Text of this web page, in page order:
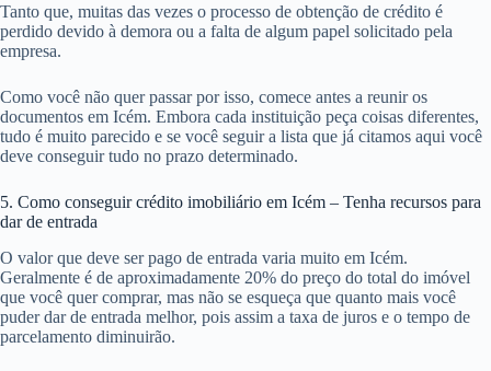
Tanto que, muitas das vezes o processo de obtenção de crédito é
perdido devido à demora ou a falta de algum papel solicitado pela
empresa.
Como você não quer passar por isso, comece antes a reunir os
documentos em Icém. Embora cada instituição peça coisas diferentes,
tudo é muito parecido e se você seguir a lista que já citamos aqui você
deve conseguir tudo no prazo determinado.
5. Como conseguir crédito imobiliário em Icém – Tenha recursos para
dar de entrada
O valor que deve ser pago de entrada varia muito em Icém.
Geralmente é de aproximadamente 20% do preço do total do imóvel
que você quer comprar, mas não se esqueça que quanto mais você
puder dar de entrada melhor, pois assim a taxa de juros e o tempo de
parcelamento diminuirão.